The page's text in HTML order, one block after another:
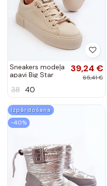
Sneakers modeļa
apavi Big Star
39,24 €
65,41 €
38 40
Izpārdošana
-40%